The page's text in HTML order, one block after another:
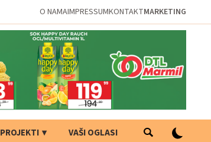
O NAMAIMPRESSUMKONTAKTMARKETING
PROJEKTI VAŠI OGLASI